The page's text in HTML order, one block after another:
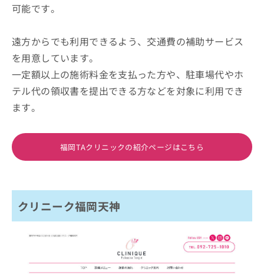
可能です。
遠方からでも利用できるよう、交通費の補助サービス
を用意しています。
一定額以上の施術料金を支払った方や、駐車場代やホ
テル代の領収書を提出できる方などを対象に利用でき
ます。
福岡TAクリニックの紹介ページはこちら
クリニーク福岡天神